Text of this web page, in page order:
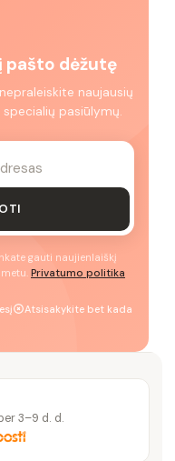
pašto dėžutę
naujausių
pasiūlymų.
gauti naujienlaiškį
Privatumo politika
Atsisakykite bet kada
3–9 d. d.